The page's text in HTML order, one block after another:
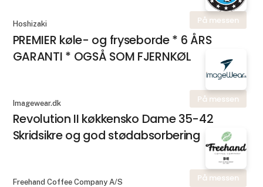
På messen
Hoshizaki
PREMIER køle- og fryseborde * 6 ÅRS
GARANTI * OGSÅ SOM FJERNKØL
På messen
Imagewear.dk
Revolution II køkkensko Dame 35-42
Skridsikre og god stødabsorbering
På messen
Freehand Coffee Company A/S